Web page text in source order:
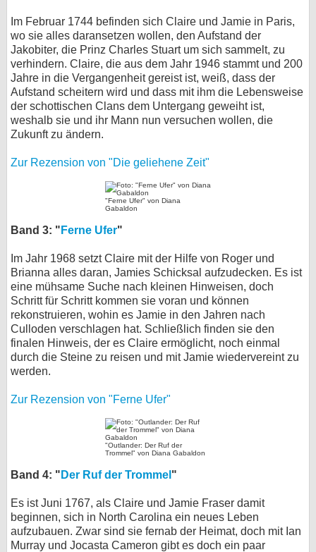
Im Februar 1744 befinden sich Claire und Jamie in Paris,
wo sie alles daransetzen wollen, den Aufstand der
Jakobiter, die Prinz Charles Stuart um sich sammelt, zu
verhindern. Claire, die aus dem Jahr 1946 stammt und 200
Jahre in die Vergangenheit gereist ist, weiß, dass der
Aufstand scheitern wird und dass mit ihm die Lebensweise
der schottischen Clans dem Untergang geweiht ist,
weshalb sie und ihr Mann nun versuchen wollen, die
Zukunft zu ändern.
Zur Rezension von "Die geliehene Zeit"
"Ferne Ufer" von Diana
Gabaldon
Band 3: " Ferne Ufer"
Im Jahr 1968 setzt Claire mit der Hilfe von Roger und
Brianna alles daran, Jamies Schicksal aufzudecken. Es ist
eine mühsame Suche nach kleinen Hinweisen, doch
Schritt für Schritt kommen sie voran und können
rekonstruieren, wohin es Jamie in den Jahren nach
Culloden verschlagen hat. Schließlich finden sie den
finalen Hinweis, der es Claire ermöglicht, noch einmal
durch die Steine zu reisen und mit Jamie wiedervereint zu
werden.
Zur Rezension von "Ferne Ufer"
"Outlander: Der Ruf der
Trommel" von Diana Gabaldon
Band 4: " Der Ruf der Trommel "
Es ist Juni 1767, als Claire und Jamie Fraser damit
beginnen, sich in North Carolina ein neues Leben
aufzubauen. Zwar sind sie fernab der Heimat, doch mit Ian
Murray und Jocasta Cameron gibt es doch ein paar